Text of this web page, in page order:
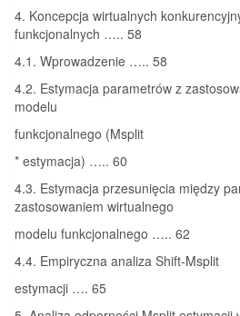
4. Koncepcja wirtualnych
funkcjonalnych ….. 58
4.1. Wprowadzenie ….. 58
4.2. Estymacja parametrów z
modelu
funkcjonalnego (Msplit
* estymacja) ….. 60
4.3. Estymacja przesunięcia między
zastosowaniem wirtualnego
modelu funkcjonalnego ….. 62
4.4. Empiryczna analiza Shift-Msplit
estymacji …. 65